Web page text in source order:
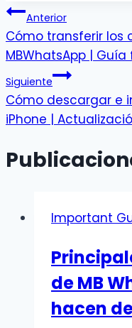
Post
navigation
Anterior
Cómo transferir los
MBWhatsApp |
Siguiente
Cómo descargar e
iPhone |
Important
de MB
hacen